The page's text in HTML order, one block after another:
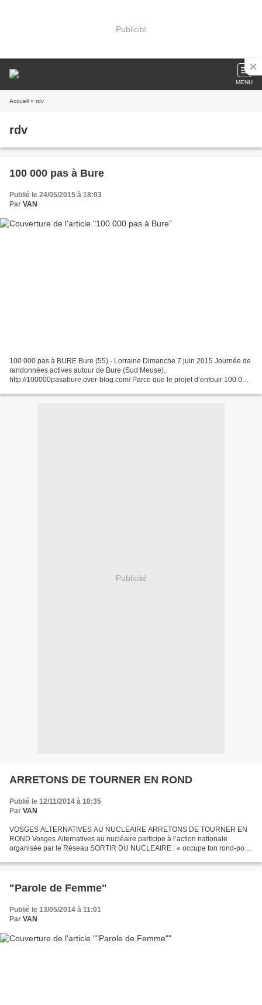
Publicité
MENU
Accueil » rdv
rdv
100 000 pas à Bure
Publié le 24/05/2015 à 18:03
Par VAN
100 000 pas à BURE Bure (55) - Lorraine Dimanche 7 juin 2015 Journée de
randonnées actives autour de Bure (Sud Meuse).
http://100000pasabure.over-blog.com/ Parce que le projet d’enfouir 100 000
Publicité
ARRETONS DE TOURNER EN ROND
Publié le 12/11/2014 à 18:35
Par VAN
VOSGES ALTERNATIVES AU NUCLEAIRE ARRETONS DE TOURNER EN
ROND Vosges Alternatives au nucléaire participe à l’action nationale
organisée par le Réseau SORTIR DU NUCLEAIRE : « occupe ton rond-point
"Parole de Femme"
Publié le 13/05/2014 à 11:01
Par VAN